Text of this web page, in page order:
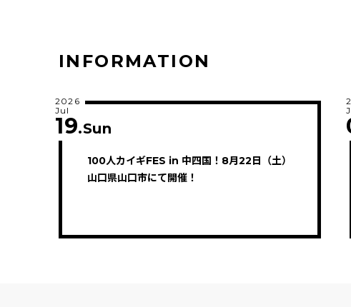
INFORMATION
100人カイギFES in 中四国！8月22日（土）
山口県山口市にて開催！
2026
Jul
19.Sun